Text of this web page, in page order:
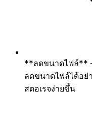
**ลดขนาดไฟล์**
ลดขนาดไฟล์ได้อย่
สตอเรจง่ายขึ้น